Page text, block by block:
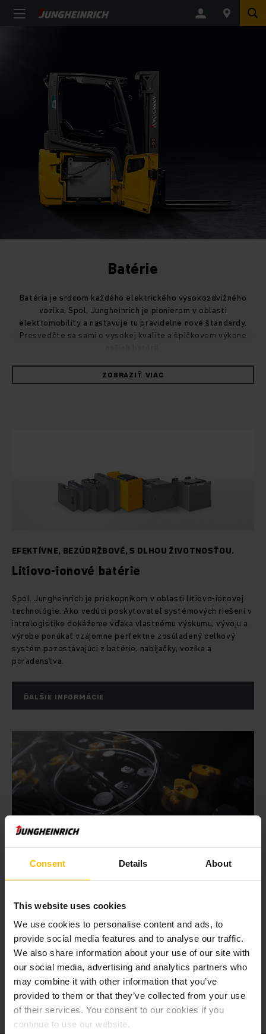
Consent Details About
This website uses cookies
We use cookies to personalise content and ads, to
provide social media features and to analyse our traffic.
We also share information about your use of our site with
our social media, advertising and analytics partners who
may combine it with other information that you’ve
provided to them or that they’ve collected from your use
of their services. You consent to our cookies if you
continue to use our website.
Batérie
Batéria je srdcom každého elektrického vysokozdvižného
vozíka. Spol. Jungheinrich je pionierom v oblasti
elektromobility a nastavuje tu pravidelne nové štandardy.
Presvedčte sa sami o vysokej kvalite a špičkovom výkone
ZOBRAZIŤ VIAC
EFEKTÍVNE, BEZÚDRŽBOVÉ, S DLHOU ŽIVOTNOSŤOU.
Lítiovo-ionové batérie
Spol. Jungheinrich je priekopníkom v oblasti lítiovo-iónovej
technológie. Ako vedúci poskytovateľ systémových riešení v
intralogistike dokážeme vďaka vlastnému výskumu, vývoju a
výrobe ponúkať vzájomne perfektne zosúladený celkový
systém pozostávajúci z batérie, nabíjačky, vozíka a
poradenstva.
ĎALŠIE INFORMÁCIE
Profitujte z osvedčenej technológie vo vyhotoveniach s
výkonom 24, 48 a 80 V na každé použitie.
ĎALŠIE INFORMÁCIE
Radi vám poradíme
Neváhajte a dohodnite si stretnutie!